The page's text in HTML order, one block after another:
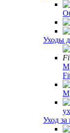
Уходы
Уход